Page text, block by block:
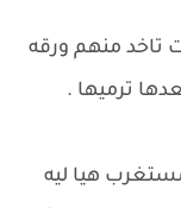
تاخد منهم ورقه
هيا ليه